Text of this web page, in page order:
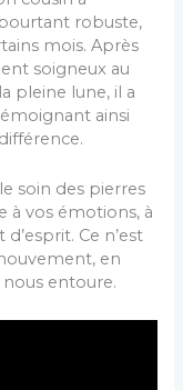
robuste,
mois. Après
soigneux au
pleine lune, il a
ainsi
soin des pierres
à vos émotions, à
Ce n’est
en
entoure.